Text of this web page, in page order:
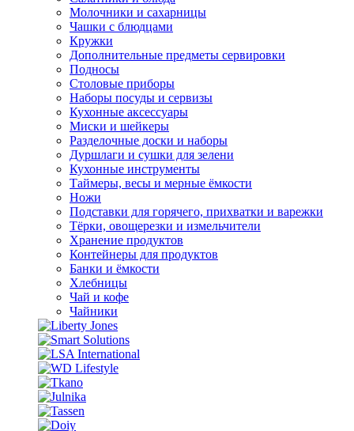
Молочники и сахарницы
Чашки с блюдцами
Кружки
Дополнительные предметы сервировки
Подносы
Столовые приборы
Наборы посуды и сервизы
Кухонные аксессуары
Миски и шейкеры
Разделочные доски и наборы
Дуршлаги и сушки для зелени
Кухонные инструменты
Таймеры, весы и мерные ёмкости
Ножи
Подставки для горячего, прихватки и варежки
Тёрки, овощерезки и измельчители
Хранение продуктов
Контейнеры для продуктов
Банки и ёмкости
Хлебницы
Чай и кофе
Чайники